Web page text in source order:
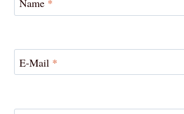
Name *
E-Mail *